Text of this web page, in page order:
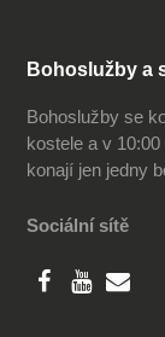
Bohoslužby a
Bohoslužby se
kostele a v
konají jen jedny
Sociální sítě